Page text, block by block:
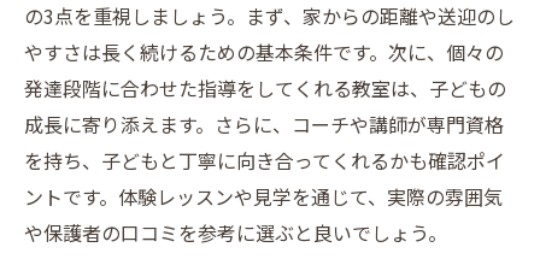
の3点を重視しましょう。まず、家からの距離や送迎のし
やすさは長く続けるための基本条件です。次に、個々の
発達段階に合わせた指導をしてくれる教室は、子どもの
成長に寄り添えます。さらに、コーチや講師が専門資格
を持ち、子どもと丁寧に向き合ってくれるかも確認ポイ
ントです。体験レッスンや見学を通じて、実際の雰囲気
や保護者の口コミを参考に選ぶと良いでしょう。